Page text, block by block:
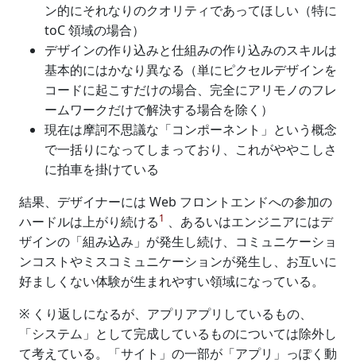
ン的にそれなりのクオリティであってほしい（特に
toC 領域の場合）
デザインの作り込みと仕組みの作り込みのスキルは
基本的にはかなり異なる（単にピクセルデザインを
コードに起こすだけの場合、完全にアリモノのフレ
ームワークだけで解決する場合を除く）
現在は摩訶不思議な「コンポーネント」という概念
で一括りになってしまっており、これがややこしさ
に拍車を掛けている
結果、デザイナーには Web フロントエンドへの参加の
ハードルは上がり続ける1 、あるいはエンジニアにはデ
ザインの「組み込み」が発生し続け、コミュニケーショ
ンコストやミスコミュニケーションが発生し、お互いに
好ましくない体験が生まれやすい領域になっている。
※ くり返しになるが、アプリアプリしているもの、
「システム」として完成しているものについては除外し
て考えている。「サイト」の一部が「アプリ」っぽく動